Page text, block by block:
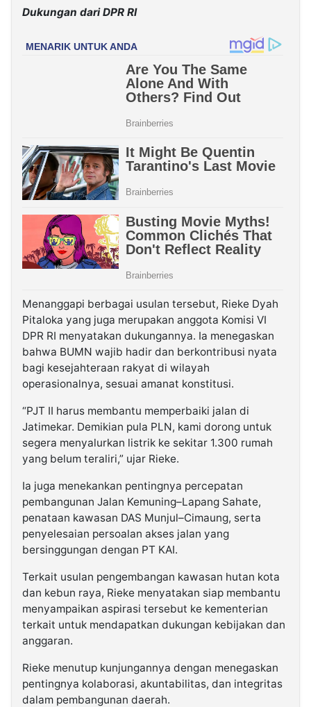
Dukungan dari DPR RI
Menanggapi berbagai usulan tersebut, Rieke Dyah
Pitaloka yang juga merupakan anggota Komisi VI
DPR RI menyatakan dukungannya. Ia menegaskan
bahwa BUMN wajib hadir dan berkontribusi nyata
bagi kesejahteraan rakyat di wilayah
operasionalnya, sesuai amanat konstitusi.
“PJT II harus membantu memperbaiki jalan di
Jatimekar. Demikian pula PLN, kami dorong untuk
segera menyalurkan listrik ke sekitar 1.300 rumah
yang belum teraliri,” ujar Rieke.
Ia juga menekankan pentingnya percepatan
pembangunan Jalan Kemuning–Lapang Sahate,
penataan kawasan DAS Munjul–Cimaung, serta
penyelesaian persoalan akses jalan yang
bersinggungan dengan PT KAI.
Terkait usulan pengembangan kawasan hutan kota
dan kebun raya, Rieke menyatakan siap membantu
menyampaikan aspirasi tersebut ke kementerian
terkait untuk mendapatkan dukungan kebijakan dan
anggaran.
Rieke menutup kunjungannya dengan menegaskan
pentingnya kolaborasi, akuntabilitas, dan integritas
dalam pembangunan daerah.